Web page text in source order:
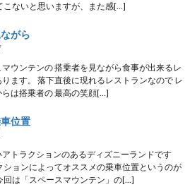
こないと思いますが、また感[…]
がら
ウンテンの 搭乗者を見ながら食事が出来るレ
ます。 落下直後に現れるレストランなので レ
らは搭乗者の 最高の笑顔[…]
位置
トラクションのあるディズニーランドです
ションによってオススメの乗車位置というのが
回は「スペースマウンテン」の[…]